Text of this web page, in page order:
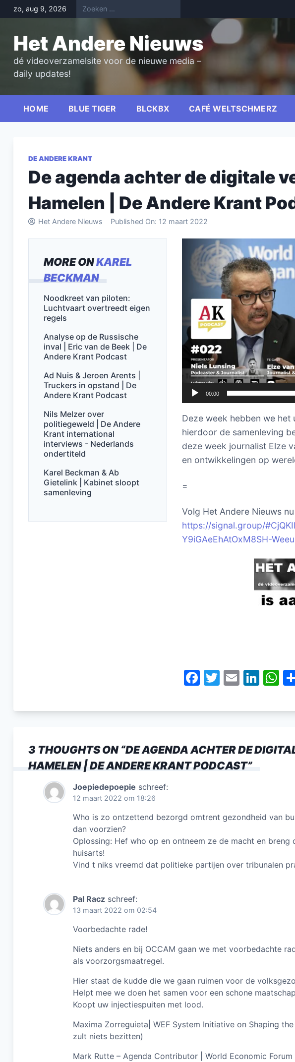
Skip
to
zo, aug 9, 2026
Het Andere Nieuws
dé videoverzamelsite voor de nieuwe media –
daily updates!
HOME BLUE TIGER BLCKBX CAFÉ WELTSCHMERZ
DE ANDERE KRANT
De agenda achter de digitale
Hamelen | De Andere Krant
Het Andere Nieuws Published On: 12 maart 2022
MORE ONKAREL
BECKMAN
Noodkreet van piloten:
Luchtvaart overtreedt eigen
regels
Analyse op de Russische
inval | Eric van de Beek | De
Andere Krant Podcast
Ad Nuis & Jeroen Arents |
Truckers in opstand | De
Andere Krant Podcast
Nils Melzer over
politiegeweld | De Andere
Krant international
interviews - Nederlands
ondertiteld
Karel Beckman & Ab
Gietelink | Kabinet sloopt
samenleving
Videospeler
00:00
Deze week hebben we het
hierdoor de samenleving
deze week journalist Elze
en ontwikkelingen op
=
Volg Het Andere Nieuws
https://signal.group/
Y9iGAeEhAtOxM8SH-
F
c
b
o
o
T
itt
E
ai
Li
k
dI
n
W
at
A
p
3 THOUGHTS ON “DE AGENDA ACHTER DE
HAMELEN | DE ANDERE KRANT PODCAST”
Joepiedepoepie schreef:
12 maart 2022 om 18:26
Who is zo ontzettend bezorgd omtrent gezondheid van
dan voorzien?
Oplossing: Hef who op en ontneem ze de macht en
huisarts!
Vind t niks vreemd dat politieke partijen over tribunalen
Pal Racz schreef:
13 maart 2022 om 02:54
Voorbedachte rade!
Niets anders en bij OCCAM gaan we met voorbedachte
als voorzorgsmaatregel.
Hier staat de kudde die we gaan ruimen voor de
Helpt mee we doen het samen voor een schone
Koopt uw injectiespuiten met lood.
Maxima Zorreguieta| WEF System Initiative on Shaping
zult niets bezitten)
Mark Rutte – Agenda Contributor | World Economic Forum